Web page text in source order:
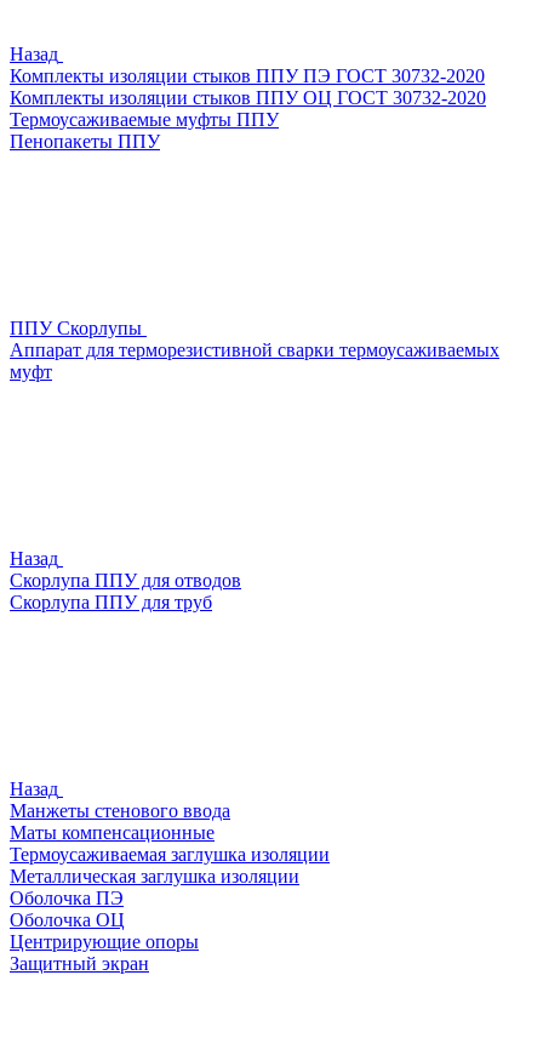
Назад
Комплекты изоляции стыков ППУ ПЭ ГОСТ 30732-2020
Комплекты изоляции стыков ППУ ОЦ ГОСТ 30732-2020
Термоусаживаемые муфты ППУ
Пенопакеты ППУ
ППУ Скорлупы
Аппарат для терморезистивной сварки термоусаживаемых
муфт
Назад
Скорлупа ППУ для отводов
Скорлупа ППУ для труб
Назад
Манжеты стенового ввода
Маты компенсационные
Термоусаживаемая заглушка изоляции
Металлическая заглушка изоляции
Оболочка ПЭ
Оболочка ОЦ
Центрирующие опоры
Защитный экран